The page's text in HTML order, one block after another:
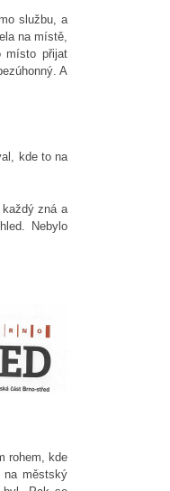
službu, a
na místě,
místo přijat
A
kde to na
zná a
Nebylo
rohem, kde
městský